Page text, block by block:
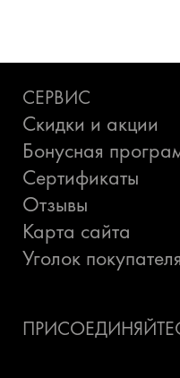
СЕРВИС
Скидки и акции
Бонусная
Сертификаты
Отзывы
Карта сайта
Уголок покупателя